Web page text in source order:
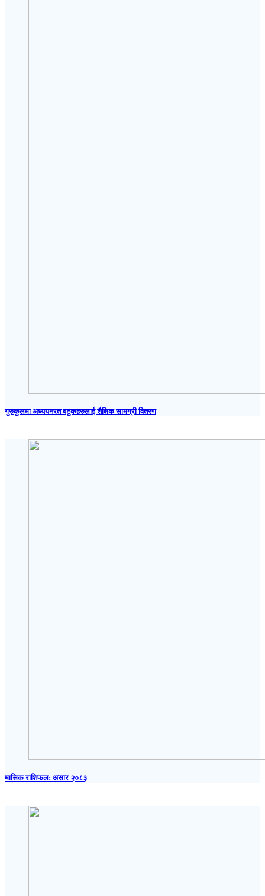
गुरुकुलमा अध्ययनरत बटुकहरुलाई शैक्षिक सामग्री वितरण
मासिक राशिफल: असार २०८३